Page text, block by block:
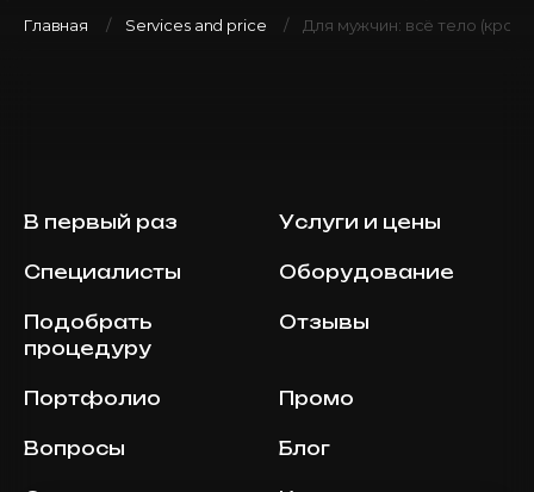
Главная Services and price Для мужчин: всё тело
В первый раз Услуги и цены
Специалисты Оборудование
Подобрать
процедуру
Отзывы
Портфолио Промо
Вопросы Блог